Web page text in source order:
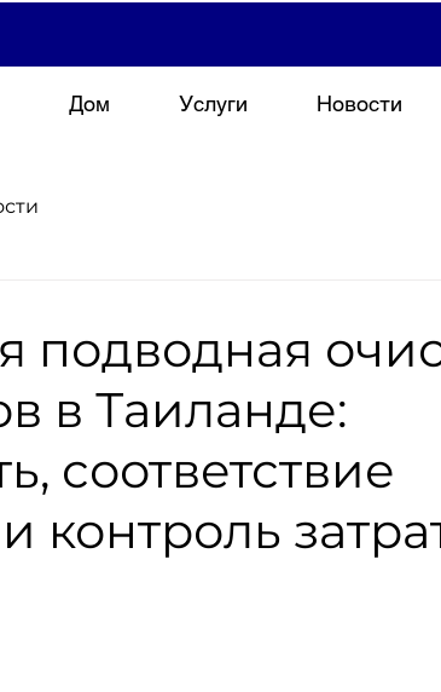
Дом Услуги Новости
подводная
в Таиланде:
соответствие
контроль